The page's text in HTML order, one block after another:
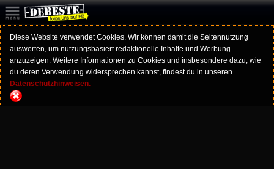
Diese Website verwendet Cookies. Wir können damit die Seitennutzung
auswerten, um nutzungsbasiert redaktionelle Inhalte und Werbung
anzuzeigen. Weitere Informationen zu Cookies und insbesondere dazu, wie
du deren Verwendung widersprechen kannst, findest du in unseren
Datenschutzhinweisen.